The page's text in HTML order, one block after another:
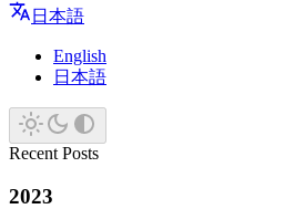
日本語
English
日本語
Recent Posts
2023